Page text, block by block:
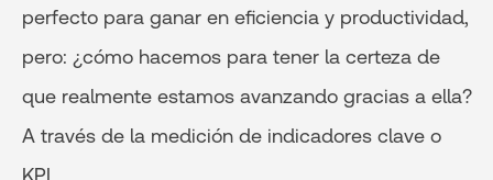
perfecto para ganar en eficiencia y productividad,
pero: ¿cómo hacemos para tener la certeza de
que realmente estamos avanzando gracias a ella?
A través de la medición de indicadores clave o
KPI.